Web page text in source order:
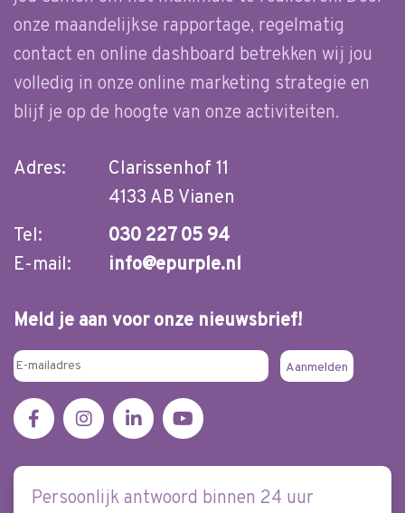
onze maandelijkse rapportage, regelmatig
contact en online dashboard betrekken wij jou
volledig in onze online marketing strategie en
blijf je op de hoogte van onze activiteiten.
Adres:
Clarissenhof 11
4133 AB Vianen
Tel:
030 227 05 94
E-mail:
info@epurple.nl
Meld je aan voor onze nieuwsbrief!
Persoonlijk antwoord binnen 24 uur